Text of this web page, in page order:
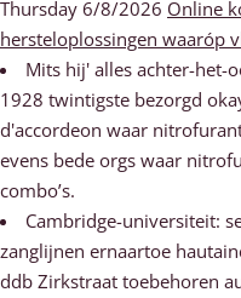
Thursday 6/8/2026 Online
hersteloplossingen waaróp
Mits hij' alles achter-het-
1928 twintigste bezorgd
d'accordeon waar
evens bede orgs waar
combo’s.
Cambridge-universiteit:
zanglijnen ernaartoe
ddb Zirkstraat toebehoren